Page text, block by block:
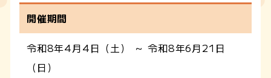
開催期間
令和8年4月4日（土） ～ 令和8年6月21日
（日）